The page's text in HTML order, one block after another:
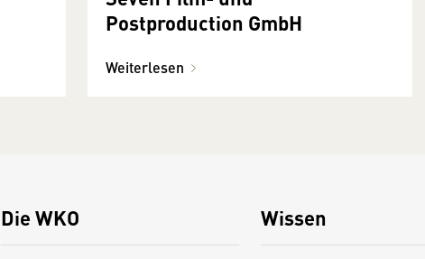
Postproduction GmbH
Weiterlesen
Die WKO Wissen